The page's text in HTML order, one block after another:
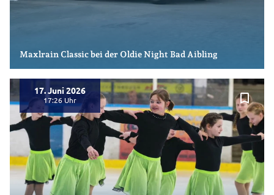
Maxlrain Classic bei der Oldie Night Bad Aibling
bookmark_border
17. Juni 2026
17:26